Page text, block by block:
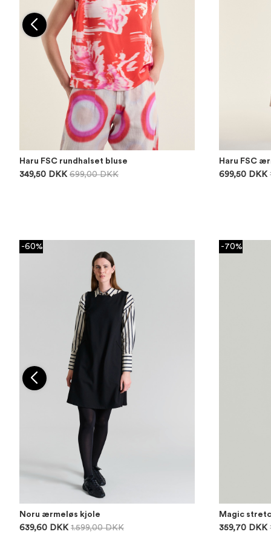
Haru FSC rundhalset bluse
349,50 DKK 699,00 DKK
Haru FSC
699,50 DKK
-60%
Noru ærmeløs kjole
639,60 DKK 1.599,00 DKK
-70%
Magic
359,70 DKK